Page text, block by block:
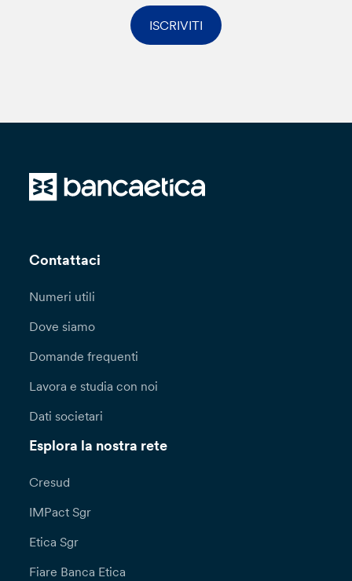
ISCRIVITI
Contattaci
Numeri utili
Dove siamo
Domande frequenti
Lavora e studia con noi
Dati societari
Esplora la nostra rete
Cresud
IMPact Sgr
Etica Sgr
Fiare Banca Etica